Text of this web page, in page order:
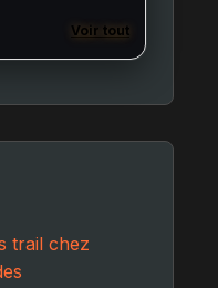
Voir tout
trail chez